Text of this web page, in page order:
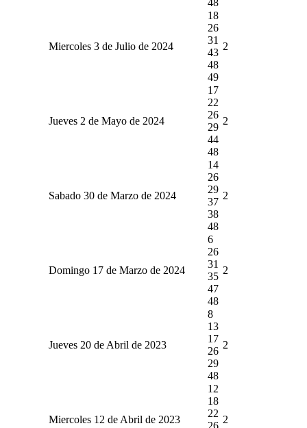
Miercoles 3 de Julio de 2024
18
26
31
43
48
49
2
Jueves 2 de Mayo de 2024
17
22
26
29
44
48
2
Sabado 30 de Marzo de 2024
14
26
29
37
38
48
2
Domingo 17 de Marzo de 2024
6
26
31
35
47
48
2
Jueves 20 de Abril de 2023
8
13
17
26
29
48
2
Miercoles 12 de Abril de 2023
12
18
22
26
2